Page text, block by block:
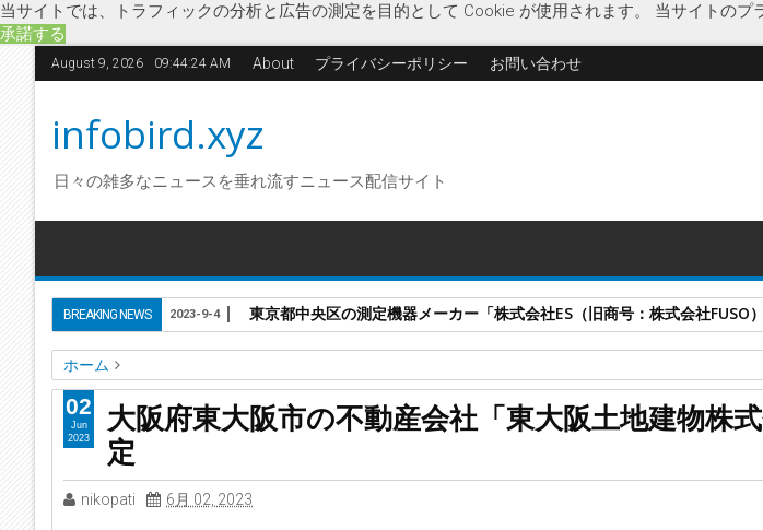
当サイトでは、トラフィックの分析と広告の測定を目的として Cookie が使用されます。 当サイトのプ
承諾する
August 9, 2026 09:44:25 AM About プライバシーポリシー お問い合わせ
infobird.xyz
日々の雑多なニュースを垂れ流すニュース配信サイト
BREAKING NEWS 東京都中央区の測定機器メーカー「株式会社ES（旧商号：株式会社
2023-9-4
ホーム
企業破綻
経済 大阪府 東大阪土地建物 破産開始決定
不動産会社
大阪府東大阪市の不動産会社「東大阪土地建物株式会社」に破産開始決定
大阪府東大阪市の不動産会社「東大阪土地建物株
定
nikopati 6月 02, 2023
02
Jun
2023